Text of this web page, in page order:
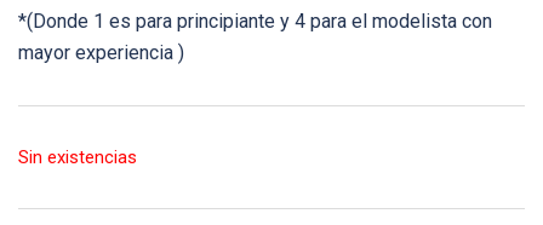
*(Donde 1 es para principiante y 4 para el modelista con
mayor experiencia )
Sin existencias